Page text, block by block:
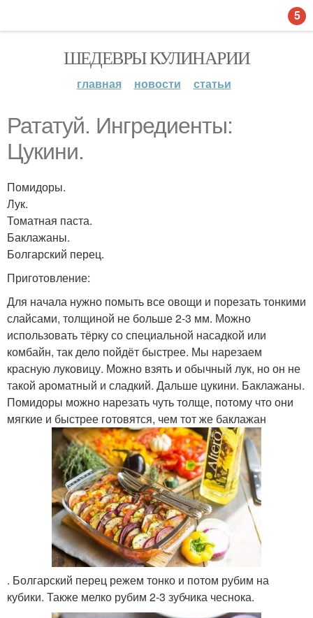
ШЕДЕВРЫ КУЛИНАРИИ
главная новости статьи
Рататуй. Ингредиенты:
Цукини.
Помидоры.
Лук.
Томатная паста.
Баклажаны.
Болгарский перец.
Приготовление:
Для начала нужно помыть все овощи и порезать тонкими
слайсами, толщиной не больше 2-3 мм. Можно
использовать тёрку со специальной насадкой или
комбайн, так дело пойдёт быстрее. Мы нарезаем
красную луковицу. Можно взять и обычный лук, но он не
такой ароматный и сладкий. Дальше цукини. Баклажаны.
Помидоры можно нарезать чуть толще, потому что они
мягкие и быстрее готовятся, чем тот же баклажан
. Болгарский перец режем тонко и потом рубим на
кубики. Также мелко рубим 2-3 зубчика чеснока.
5